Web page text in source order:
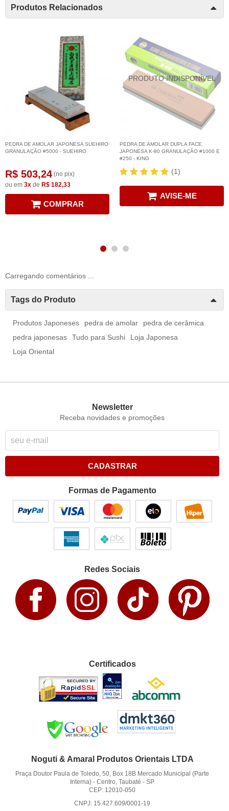
Produtos Relacionados
PEDRA DE AMOLAR JAPONESA SUEHIRO
GRANULAÇÃO #5000 - SUEHIRO
R$ 503,24 (no pix)
ou em 3x de R$ 182,33
COMPRAR
PEDRA DE AMOLAR DUPLA FACE
JAPONESA K-80 GRANULAÇÃO #1000 E
#250 - KING
(1)
AVISE-ME
Carregando comentários ...
Tags do Produto
Produtos Japoneses pedra de amolar
pedra de cerâmica
pedra japonesas
Tudo para Sushi
Loja Japonesa
Loja Oriental
Newsletter
Receba novidades e promoções
CADASTRAR
Formas de Pagamento
Redes Sociais
Certificados
Noguti & Amaral Produtos Orientais LTDA
Praça Doutor Paula de Toledo, 50, Box 18B Mercado Municipal (Parte
Interna) -Centro, Taubaté -SP
CEP: 12010-050
CNPJ: 15.427.609/0001-19